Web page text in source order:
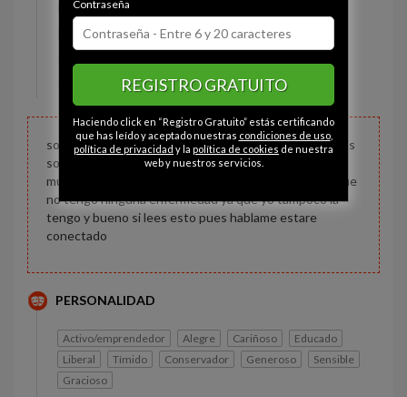
Estado civil:
Fumador/a: Sí
Constitución: Normal
solo busco un poco de divercion y si se puede algo mas
soy muy discreto acepto todas las edades no pido
mucho solo que sea divertida en todo los aspectos que
no tengo ninguna enfermedad ya que yo tampoco la
tengo y bueno si lees esto pues hablame estare
conectado
PERSONALIDAD
Activo/emprendedor Alegre Cariñoso
Educado
Liberal
Tímido Conservador Generoso
Sensible
Gracioso
Contraseña
REGISTRO GRATUITO
Haciendo click en “Registro Gratuito” estás certificando
que has leído y aceptado nuestras condiciones de uso,
política de privacidad y la política de cookies de nuestra
web y nuestros servicios.